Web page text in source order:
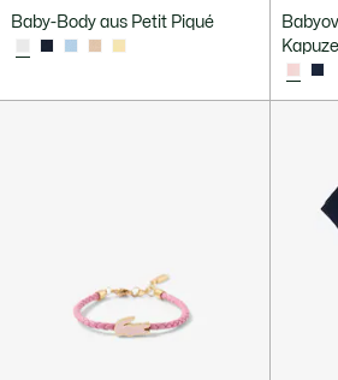
Baby-Body aus Petit Piqué
Kapuze